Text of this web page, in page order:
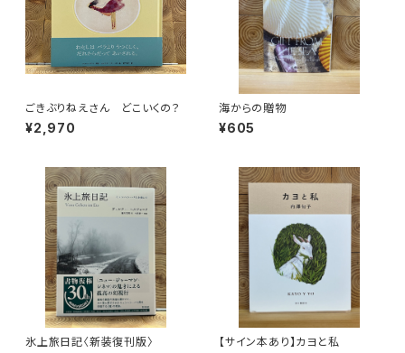
ごきぶりねえさん どこいくの？
¥2,970
海からの贈物
¥605
氷上旅日記〈新装復刊版〉 【サイン本あり】カヨと私